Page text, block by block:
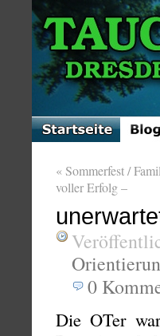
« Sommerfest /
voller Erfolg –
0
Die OTer